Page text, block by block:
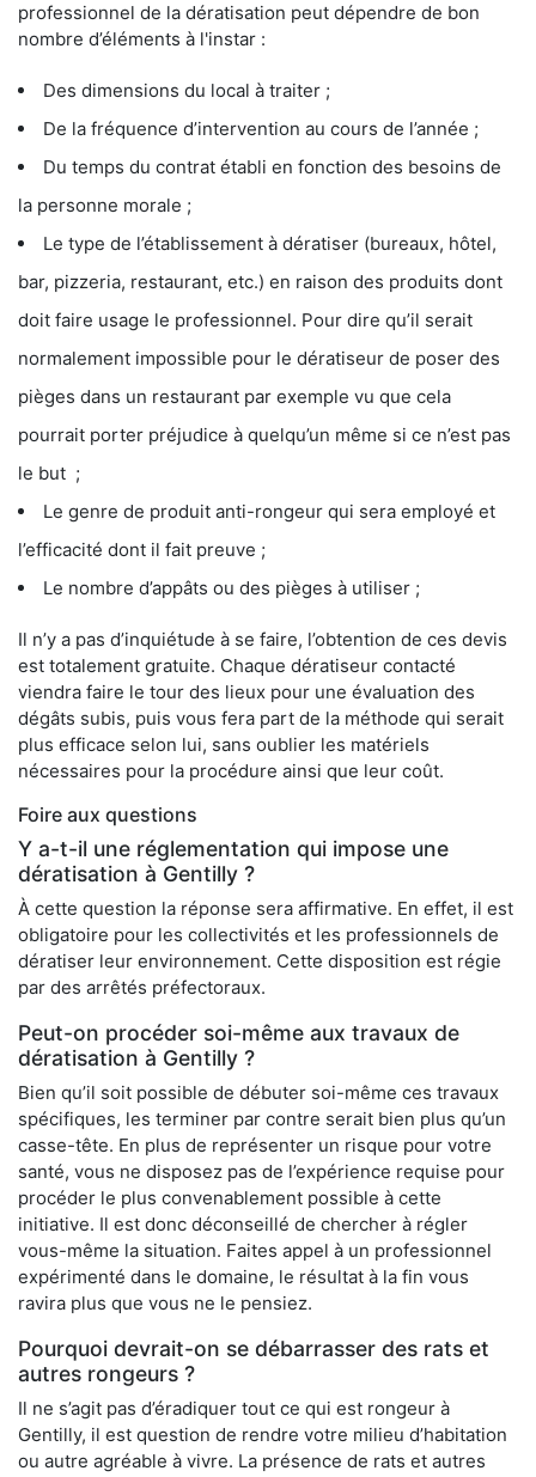
professionnel de la dératisation peut dépendre de bon
nombre d’éléments à l'instar :
Des dimensions du local à traiter ;
De la fréquence d’intervention au cours de l’année ;
Du temps du contrat établi en fonction des besoins de
la personne morale ;
Le type de l’établissement à dératiser (bureaux, hôtel,
bar, pizzeria, restaurant, etc.) en raison des produits dont
doit faire usage le professionnel. Pour dire qu’il serait
normalement impossible pour le dératiseur de poser des
pièges dans un restaurant par exemple vu que cela
pourrait porter préjudice à quelqu’un même si ce n’est pas
le but ;
Le genre de produit anti-rongeur qui sera employé et
l’efficacité dont il fait preuve ;
Le nombre d’appâts ou des pièges à utiliser ;
Il n’y a pas d’inquiétude à se faire, l’obtention de ces devis
est totalement gratuite. Chaque dératiseur contacté
viendra faire le tour des lieux pour une évaluation des
dégâts subis, puis vous fera part de la méthode qui serait
plus efficace selon lui, sans oublier les matériels
nécessaires pour la procédure ainsi que leur coût.
Foire aux questions
Y a-t-il une réglementation qui impose une
dératisation à Gentilly ?
À cette question la réponse sera affirmative. En effet, il est
obligatoire pour les collectivités et les professionnels de
dératiser leur environnement. Cette disposition est régie
par des arrêtés préfectoraux.
Peut-on procéder soi-même aux travaux de
dératisation à Gentilly ?
Bien qu’il soit possible de débuter soi-même ces travaux
spécifiques, les terminer par contre serait bien plus qu’un
casse-tête. En plus de représenter un risque pour votre
santé, vous ne disposez pas de l’expérience requise pour
procéder le plus convenablement possible à cette
initiative. Il est donc déconseillé de chercher à régler
vous-même la situation. Faites appel à un professionnel
expérimenté dans le domaine, le résultat à la fin vous
ravira plus que vous ne le pensiez.
Pourquoi devrait-on se débarrasser des rats et
autres rongeurs ?
Il ne s’agit pas d’éradiquer tout ce qui est rongeur à
Gentilly, il est question de rendre votre milieu d’habitation
ou autre agréable à vivre. La présence de rats et autres